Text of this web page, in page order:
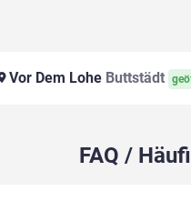
Vor Dem Lohe Buttstädt
FAQ /